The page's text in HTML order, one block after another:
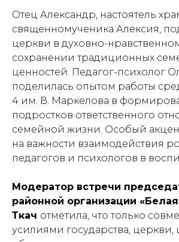
Отец Александр, настоятель
священномученика Алексия,
церкви в духовно-
сохранении традиционных
ценностей. Педагог-психолог
поделилась опытом работы
4 им. В. Маркелова в
подростков ответственного
семейной жизни. Особый
на важности взаимодействия
педагогов и психологов в
Модератор встречи
районной организации
Ткач отметила, что только
усилиями государства,